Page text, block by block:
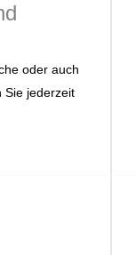
oder auch
Sie jederzeit